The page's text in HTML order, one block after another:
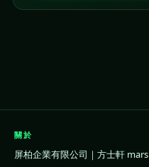
關於
屏柏企業有限公司｜方士軒 mars